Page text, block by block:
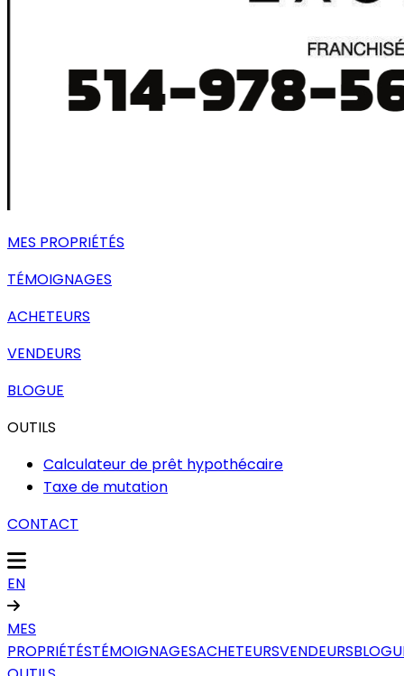
MES PROPRIÉTÉS
TÉMOIGNAGES
ACHETEURS
VENDEURS
BLOGUE
OUTILS
Calculateur de prêt hypothécaire
Taxe de mutation
CONTACT
EN
MES
PROPRIÉTÉSTÉMOIGNAGESACHETEURSVENDEURS